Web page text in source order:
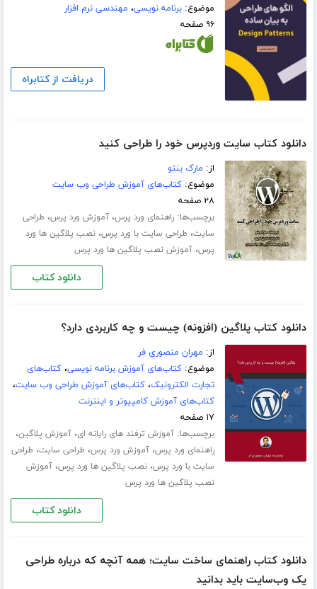
موضوع:برنامه نویسی، مهندسی نرم افزار
۹۶ صفحه
دریافت از کتابراه
دانلود کتاب سایت وردپرس خود را طراحی کنید
از: مارک بنتو
موضوع:کتاب‌های آموزش طراحی وب سایت
۲۸ صفحه
برچسب‌ها:راهنمای ورد پرس،آموزش ورد پرس، طراحی
سایت، طراحی سایت با ورد پرس،نصب پلاگین ها ورد
پرس،آموزش نصب پلاگین ها ورد پرس
دانلود کتاب
دانلود کتاب پلاگین (افزونه) چیست و چه کاربردی دارد؟
از: مهران منصوری فر
موضوع:کتاب‌های آموزش برنامه نویسی،کتاب‌های
تجارت الکترونیک،کتاب‌های آموزش طراحی وب سایت،
کتاب‌های آموزش کامپیوتر و اینترنت
۱۷ صفحه
برچسب‌ها:آموزش ترفند های رایانه ای،آموزش پلاگین،
راهنمای ورد پرس،آموزش ورد پرس، طراحی سایت، طراحی
سایت با ورد پرس،نصب پلاگین ها ورد پرس،آموزش
نصب پلاگین ها ورد پرس
دانلود کتاب
دانلود کتاب راهنمای ساخت سایت؛ همه آنچه که درباره طراحی
یک وب‌سایت باید بدانید